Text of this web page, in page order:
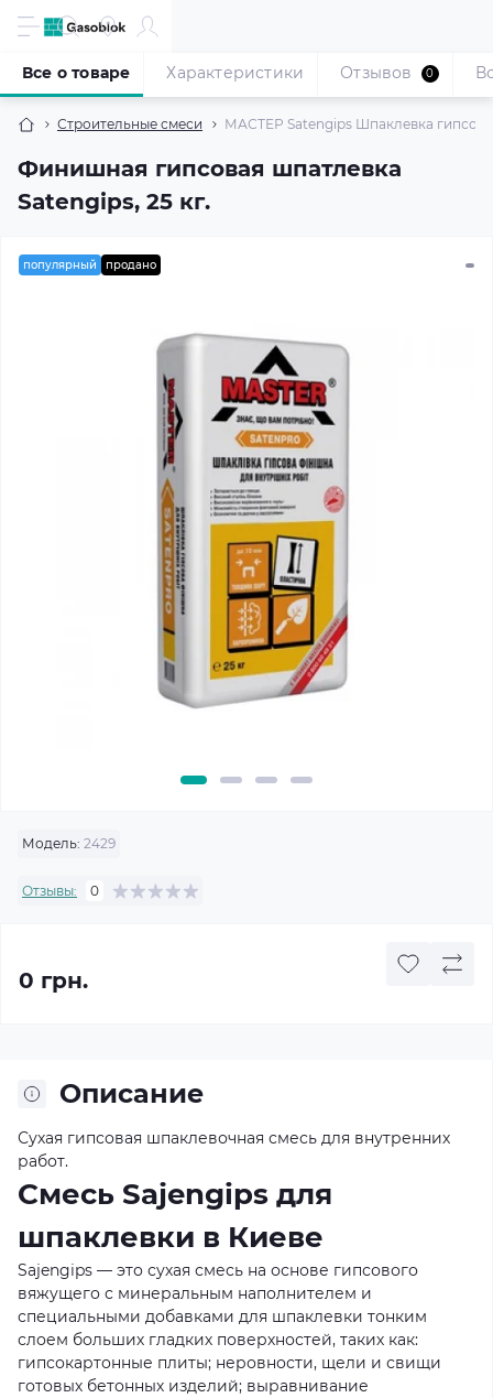
Строительные смеси МАСТЕР Satengips Шпаклевка
Финишная гипсовая шпатлевка
Satengips, 25 кг.
Все о товаре Характеристики Отзывов 0
популярный продано
Модель: 2429
Отзывы: 0
0 грн.
Описание
Сухая гипсовая шпаклевочная смесь для внутренних
работ.
Смесь Sajengips для
шпаклевки в Киеве
Sajengips — это сухая смесь на основе гипсового
вяжущего с минеральным наполнителем и
специальными добавками для шпаклевки тонким
слоем больших гладких поверхностей, таких как:
гипсокартонные плиты; неровности, щели и свищи
готовых бетонных изделий; выравнивание